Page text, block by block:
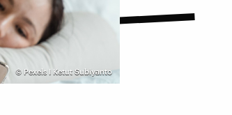
© Pexels I Ketut Subiyanto